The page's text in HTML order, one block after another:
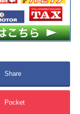
Share
Pocket